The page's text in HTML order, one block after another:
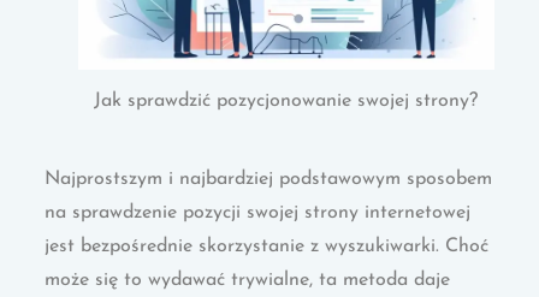
Jak sprawdzić pozycjonowanie swojej strony?
Najprostszym i najbardziej podstawowym sposobem
na sprawdzenie pozycji swojej strony internetowej
jest bezpośrednie skorzystanie z wyszukiwarki. Choć
może się to wydawać trywialne, ta metoda daje